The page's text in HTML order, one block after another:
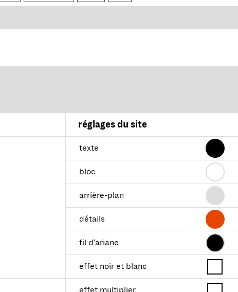
réglages du site
texte
bloc
arrière-plan
détails
fil d’ariane
effet noir et blanc